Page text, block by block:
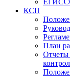
КСП
План
Отчеты